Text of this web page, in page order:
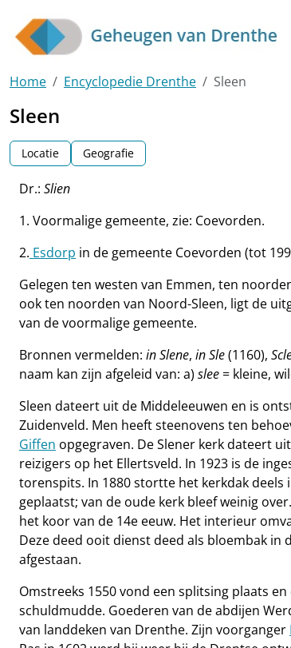
Skip to main content
Home Encyclopedie Drenthe Sleen
Sleen
Locatie Geografie
Dr.: Slien
1. Voormalige gemeente, zie: Coevorden.
2. Esdorp in de gemeente Coevorden (tot
Gelegen ten westen van Emmen, ten
ook ten noorden van Noord-Sleen, ligt de
van de voormalige gemeente.
Bronnen vermelden: in Slene, in Sle(1160),
naam kan zijn afgeleid van: a) slee= kleine,
Sleen dateert uit de Middeleeuwen en is
Zuidenveld. Men heeft steenovens ten
Giffen opgegraven. De Slener kerk dateert
reizigers op het Ellertsveld. In 1923 is de
torenspits. In 1880 stortte het kerkdak
geplaatst; van de oude kerk bleef weinig
het koor van de 14e eeuw. Het interieur
Deze deed ooit dienst deed als bloembak
afgestaan.
Omstreeks 1550 vond een splitsing plaats
schuldmudde. Goederen van de abdijen
van landdeken van Drenthe. Zijn voorganger